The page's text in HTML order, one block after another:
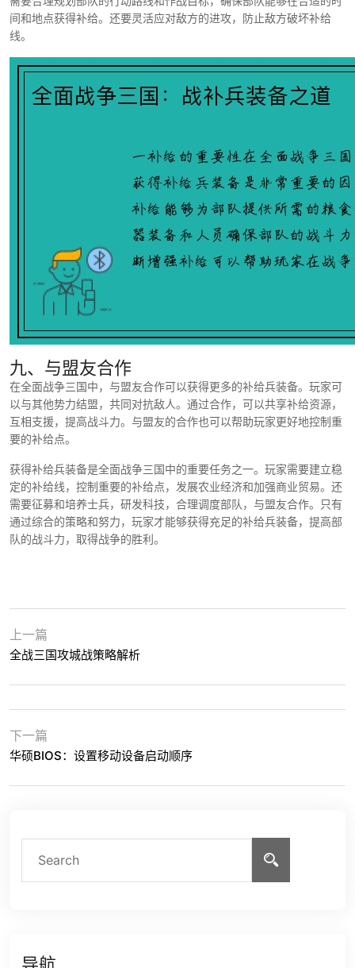
间和地点获得补给。还要灵活应对敌方的进攻，防止敌方破坏补给
线。
九、与盟友合作
在全面战争三国中，与盟友合作可以获得更多的补给兵装备。玩家可
以与其他势力结盟，共同对抗敌人。通过合作，可以共享补给资源，
互相支援，提高战斗力。与盟友的合作也可以帮助玩家更好地控制重
要的补给点。
获得补给兵装备是全面战争三国中的重要任务之一。玩家需要建立稳
定的补给线，控制重要的补给点，发展农业经济和加强商业贸易。还
需要征募和培养士兵，研发科技，合理调度部队，与盟友合作。只有
通过综合的策略和努力，玩家才能够获得充足的补给兵装备，提高部
队的战斗力，取得战争的胜利。
上一篇
全战三国攻城战策略解析
下一篇
华硕BIOS：设置移动设备启动顺序